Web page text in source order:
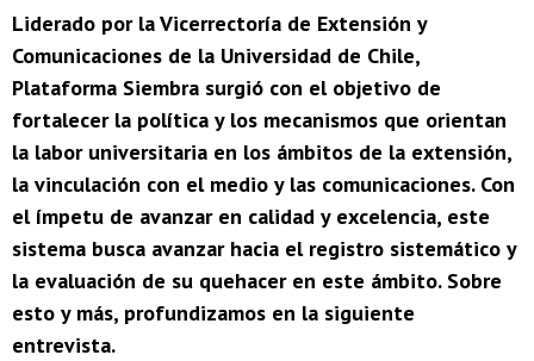
Liderado por la Vicerrectoría de Extensión y
Comunicaciones de la Universidad de Chile,
Plataforma Siembra surgió con el objetivo de
fortalecer la política y los mecanismos que orientan
la labor universitaria en los ámbitos de la extensión,
la vinculación con el medio y las comunicaciones. Con
el ímpetu de avanzar en calidad y excelencia, este
sistema busca avanzar hacia el registro sistemático y
la evaluación de su quehacer en este ámbito. Sobre
esto y más, profundizamos en la siguiente
entrevista.